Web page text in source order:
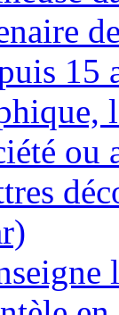
15
ou